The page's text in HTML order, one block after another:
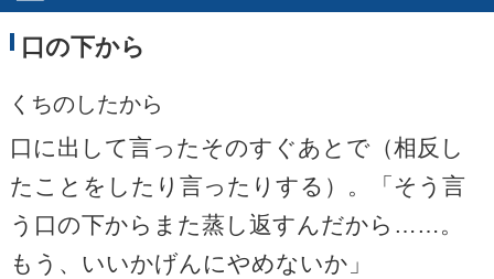
口の下から
くちのしたから
口に出して言ったそのすぐあとで（相反し
たことをしたり言ったりする）。「そう言
う口の下からまた蒸し返すんだから……。
もう、いいかげんにやめないか」